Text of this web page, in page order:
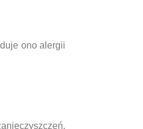
ono alergii